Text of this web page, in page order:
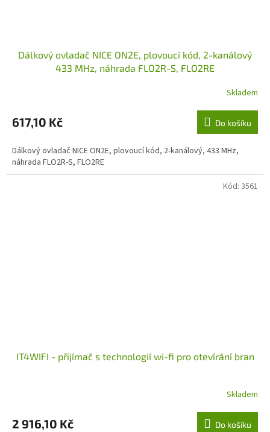
Dálkový ovladač NICE ON2E, plovoucí kód, 2-kanálový
433 MHz, náhrada FLO2R-S, FLO2RE
Skladem
617,10 Kč Do košíku
Dálkový ovladač NICE ON2E, plovoucí kód, 2-kanálový, 433 MHz,
náhrada FLO2R-S, FLO2RE
IT4WIFI - přijímač s technologií wi-fi pro otevírání bran
Skladem
2 916,10 Kč Do košíku
Kód: 3561